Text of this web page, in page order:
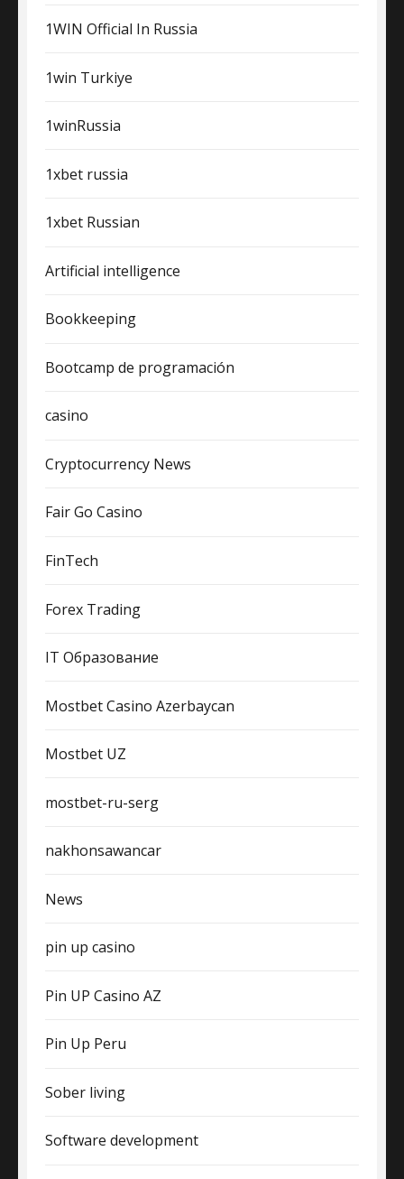
1WIN Official In Russia
1win Turkiye
1winRussia
1xbet russia
1xbet Russian
Artificial intelligence
Bookkeeping
Bootcamp de programación
casino
Cryptocurrency News
Fair Go Casino
FinTech
Forex Trading
IT Образование
Mostbet Casino Azerbaycan
Mostbet UZ
mostbet-ru-serg
nakhonsawancar
News
pin up casino
Pin UP Casino AZ
Pin Up Peru
Sober living
Software development